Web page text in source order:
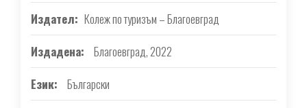
Издател Колеж по туризъм – Благоевград
Издадена
Благоевград, 2022
Език
Български